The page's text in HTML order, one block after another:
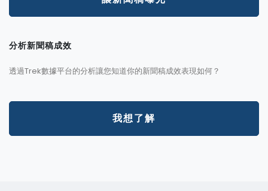
分析新聞稿成效
透過Trek數據平台的分析讓您知道你的新聞稿成效表現如何？
我想了解